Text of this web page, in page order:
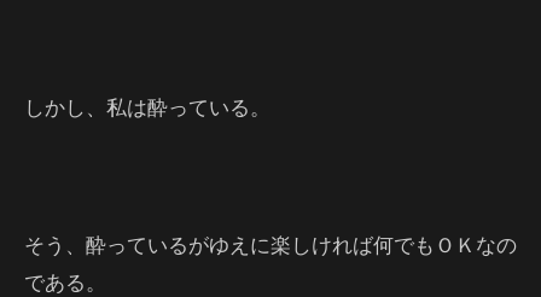
しかし、私は酔っている。
そう、酔っているがゆえに楽しければ何でもＯＫなの
である。